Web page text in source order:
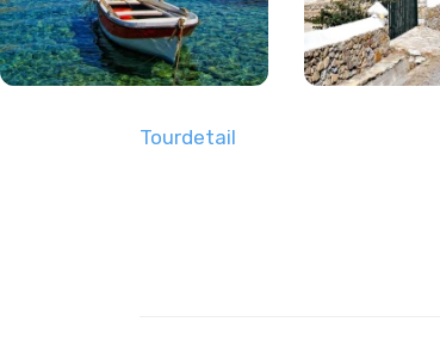
Tourdetail